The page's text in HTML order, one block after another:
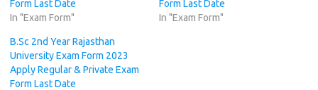
Form Last Date
In "Exam Form"
Form Last Date
In "Exam Form"
B.Sc 2nd Year Rajasthan
University Exam Form 2023
Apply Regular & Private Exam
Form Last Date